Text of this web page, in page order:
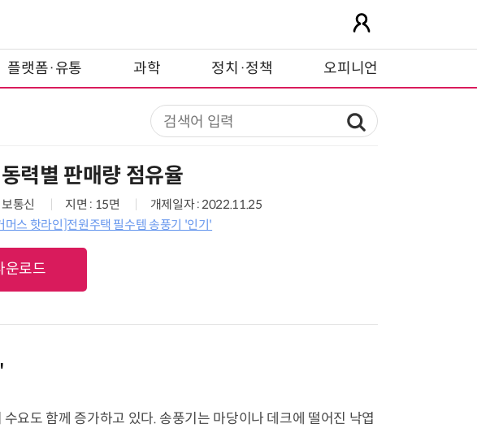
플랫폼·유통 과학 정치·정책 오피니언
력별 판매량 점유율
통신 지면 : 15면
개제일자 : 2022.11.25
머스 핫라인]전원주택 필수템 송풍기 '인기'
운로드
요도 함께 증가하고 있다. 송풍기는 마당이나 데크에 떨어진 낙엽